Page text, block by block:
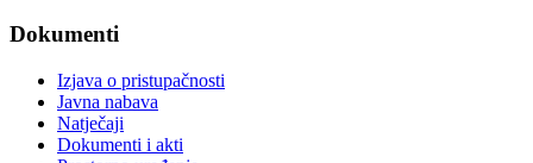
Dokumenti
Izjava o pristupačnosti
Javna nabava
Natječaji
Dokumenti i akti